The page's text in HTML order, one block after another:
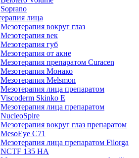
Soprano
лица
Мезотерапия вокруг глаз
Мезотерапия век
Мезотерапия губ
Мезотерапия от акне
Мезотерапия препаратом Curacen
Мезотерапия Монако
Мезотерапия Melsmon
Мезотерапия лица препаратом
Viscoderm Skinko E
Мезотерапия лица препаратом
NucleoSpire
Мезотерапия вокруг глаз препаратом
MesoEye С71
Мезотерапия лица препаратом Filorga
NCTF 135 HA